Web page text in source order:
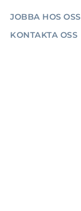
JOBBA HOS OSS
KONTAKTA OSS